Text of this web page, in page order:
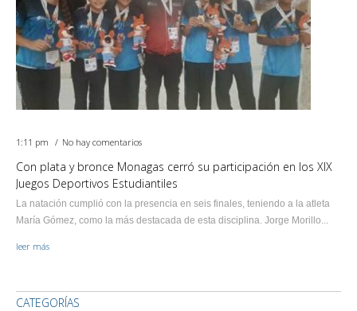
1:11 pm No hay comentarios
Con plata y bronce Monagas cerró su participación en los XIX
Juegos Deportivos Estudiantiles
La natación cumplió con la presencia en seis finales, teniendo a la atleta
María Gómez, como la más destacada de esta disciplina. Jorge Morillo...
leer más
CATEGORÍAS